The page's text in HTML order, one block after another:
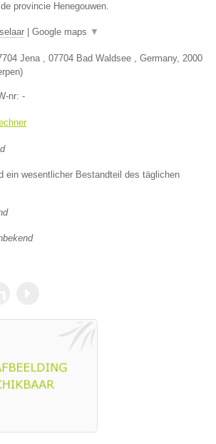
provincie Henegouwen.
Google maps ▼
Jena , 07704 Bad Waldsee , Germany, 2000
)
nr: -
ein wesentlicher Bestandteil des täglichen